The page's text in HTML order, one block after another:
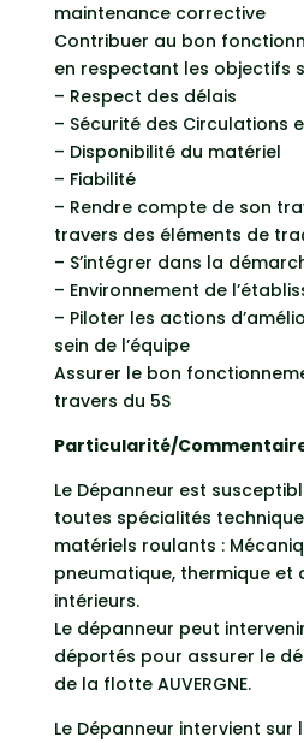
maintenance corrective
Contribuer au bon
en respectant les objectifs
– Respect des délais
– Sécurité des Circulations
– Disponibilité du matériel
– Fiabilité
– Rendre compte de son
travers des éléments de
– S’intégrer dans la
– Environnement de
– Piloter les actions
sein de l’équipe
Assurer le bon
travers du 5S
Particularité/
Le Dépanneur est
toutes spécialités
matériels roulants :
pneumatique, thermique et
intérieurs.
Le dépanneur peut
déportés pour assurer le
de la flotte AUVERGNE.
Le Dépanneur intervient sur